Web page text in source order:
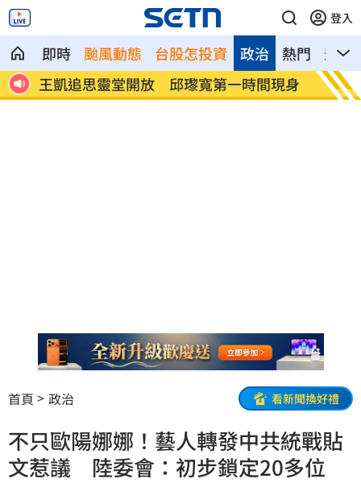
登入
即時 颱風動態 台股怎投資 熱門 影音
政治
網
王凱追思靈堂開放 邱瓈寬第一時間現身
白海
灣
首頁 政治 看新聞換好禮
不只歐陽娜娜！藝人轉發中共統戰貼
文惹議 陸委會：初步鎖定20多位